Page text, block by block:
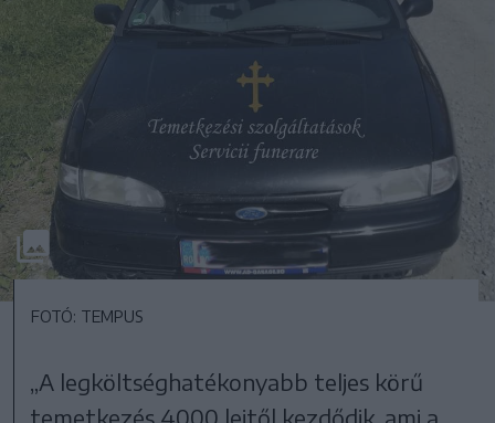
FOTÓ: TEMPUS
„A legköltséghatékonyabb teljes körű
temetkezés 4000 lejtől kezdődik, ami a